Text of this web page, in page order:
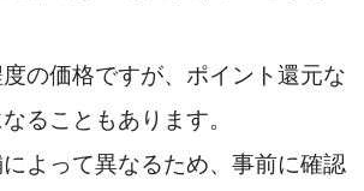
の価格ですが、ポイント還元な
ることもあります。
よって異なるため、事前に確認